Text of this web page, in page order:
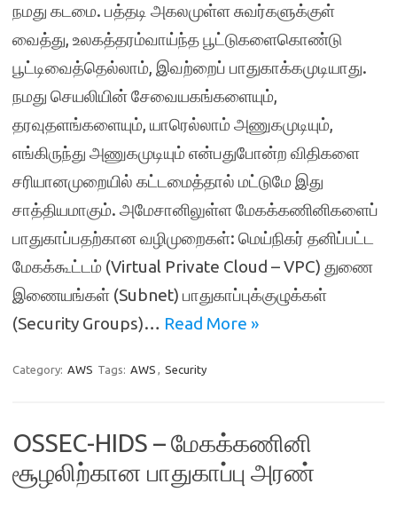
நமது கடமை. பத்தடி அகலமுள்ள சுவர்களுக்குள்
வைத்து, உலகத்தரம்வாய்ந்த பூட்டுகளைகொண்டு
பூட்டிவைத்தெல்லாம், இவற்றைப் பாதுகாக்கமுடியாது.
நமது செயலியின் சேவையகங்களையும்,
தரவுதளங்களையும், யாரெல்லாம் அணுகமுடியும்,
எங்கிருந்து அணுகமுடியும் என்பதுபோன்ற விதிகளை
சரியானமுறையில் கட்டமைத்தால் மட்டுமே இது
சாத்தியமாகும். அமேசானிலுள்ள மேகக்கணினிகளைப்
பாதுகாப்பதற்கான வழிமுறைகள்: மெய்நிகர் தனிப்பட்ட
மேகக்கூட்டம் (Virtual Private Cloud – VPC) துணை
இணையங்கள் (Subnet) பாதுகாப்புக்குழுக்கள்
(Security Groups)… Read More »
Category: AWS Tags: AWS , Security
OSSEC-HIDS – மேகக்கணினி
சூழலிற்கான பாதுகாப்பு அரண்